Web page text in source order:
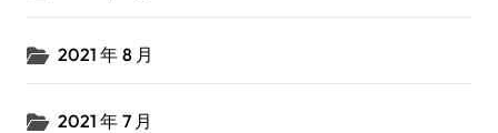
2021 年 8 月
2021 年 7 月